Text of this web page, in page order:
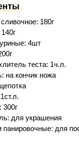
180г
4шт
теста: 1ч.л.
на кончик ножа
300г
для украшения
панировочные: для